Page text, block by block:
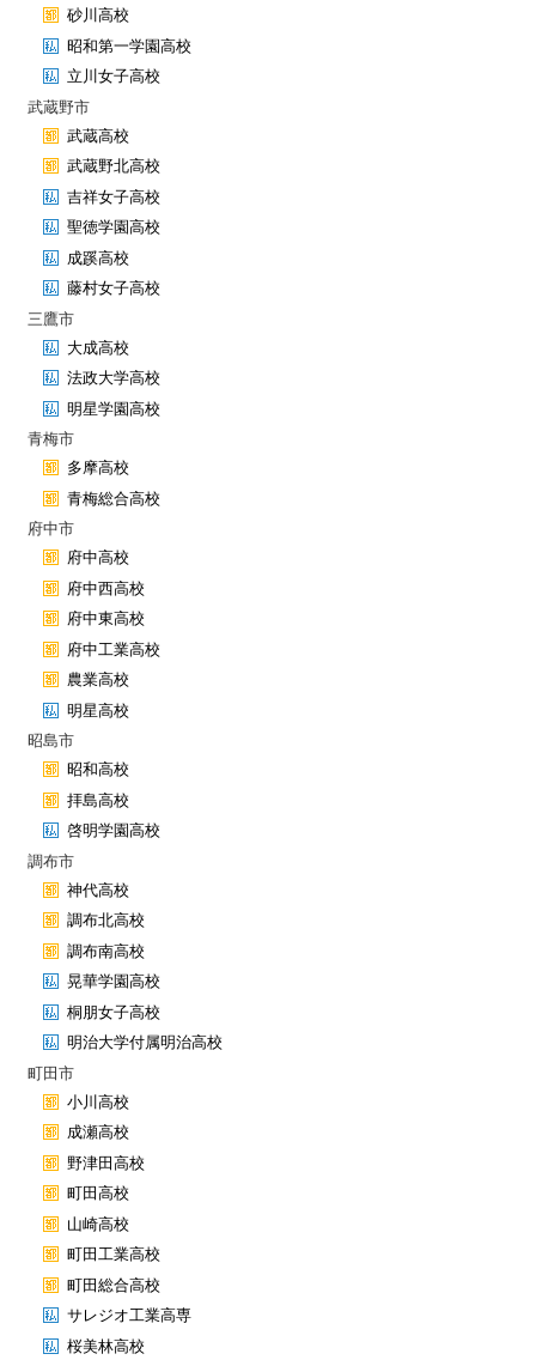
砂川高校
昭和第一学園高校
立川女子高校
武蔵野市
武蔵高校
武蔵野北高校
吉祥女子高校
聖徳学園高校
成蹊高校
藤村女子高校
三鷹市
大成高校
法政大学高校
明星学園高校
青梅市
多摩高校
青梅総合高校
府中市
府中高校
府中西高校
府中東高校
府中工業高校
農業高校
明星高校
昭島市
昭和高校
拝島高校
啓明学園高校
調布市
神代高校
調布北高校
調布南高校
晃華学園高校
桐朋女子高校
明治大学付属明治高校
町田市
小川高校
成瀬高校
野津田高校
町田高校
山崎高校
町田工業高校
町田総合高校
サレジオ工業高専
桜美林高校